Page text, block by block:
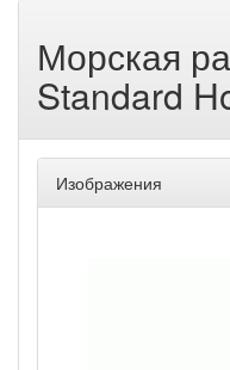
Морская
Standard
Изображения